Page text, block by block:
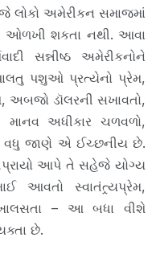
લોકો અમેરીકન સમાજમાં
ઓળખી શકતા નથી. આવા
સન્નીષ્ઠ અમેરીકનોને
પશુઓ પ્રત્યેનો પ્રેમ,
અબજો ડૉલરની સખાવતો,
માનવ અધીકાર ચળવળો,
વધુ જાણે એ ઈચ્છનીય છે.
આપે તે સહેજે યોગ્ય
આવતો સ્વાતંત્ર્યપ્રેમ,
– આ બધા વીશે
છે.